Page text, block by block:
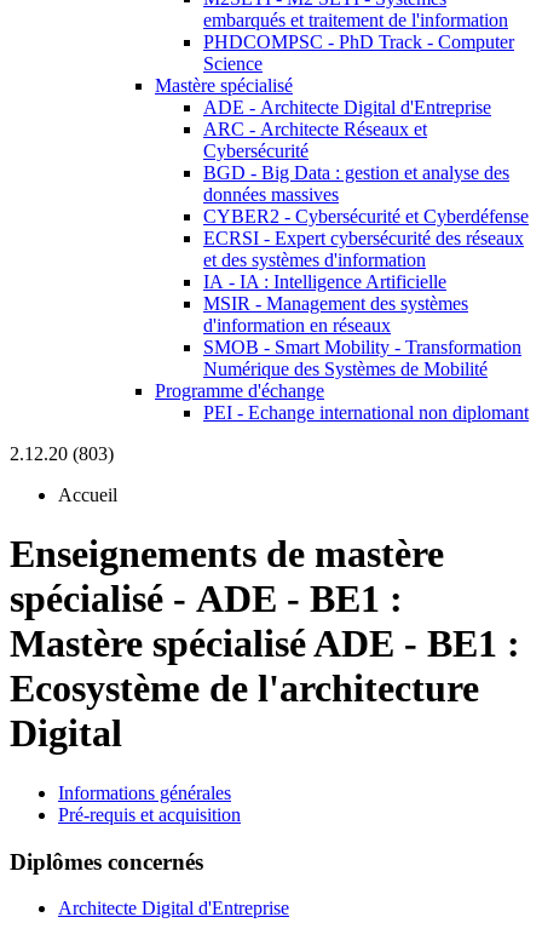
embarqués et traitement de l'information
PHDCOMPSC - PhD Track - Computer
Science
Mastère spécialisé
ADE - Architecte Digital d'Entreprise
ARC - Architecte Réseaux et
Cybersécurité
BGD - Big Data : gestion et analyse des
données massives
CYBER2 - Cybersécurité et Cyberdéfense
ECRSI - Expert cybersécurité des réseaux
et des systèmes d'information
IA - IA : Intelligence Artificielle
MSIR - Management des systèmes
d'information en réseaux
SMOB - Smart Mobility - Transformation
Numérique des Systèmes de Mobilité
Programme d'échange
PEI - Echange international non diplomant
2.12.20 (803)
Accueil
Enseignements de mastère
spécialisé - ADE - BE1 :
Mastère spécialisé ADE - BE1 :
Ecosystème de l'architecture
Digital
Informations générales
Pré-requis et acquisition
Diplômes concernés
Architecte Digital d'Entreprise